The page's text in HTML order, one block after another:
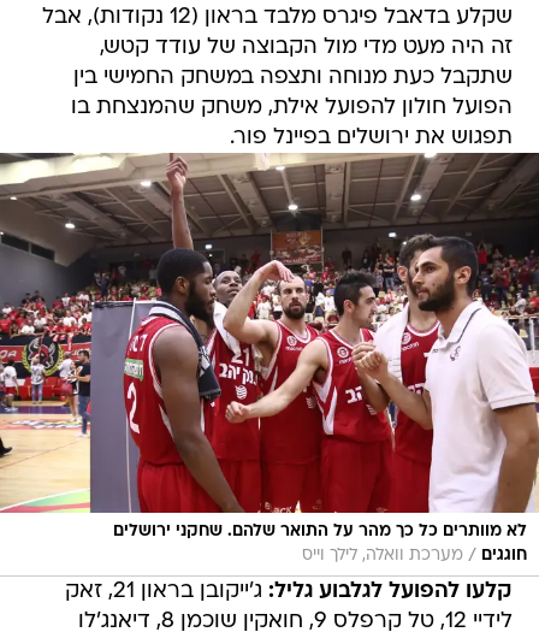
שקלע בדאבל פיגרס מלבד בראון (12 נקודות), אבל
זה היה מעט מדי מול הקבוצה של עודד קטש,
שתקבל כעת מנוחה ותצפה במשחק החמישי בין
הפועל חולון להפועל אילת, משחק שהמנצחת בו
תפגוש את ירושלים בפיינל פור.
לא מוותרים כל כך מהר על התואר שלהם. שחקני ירושלים
חוגגים
/ מערכת וואלה, לילך וייס
קלעו להפועל לגלבוע גליל:
ג'ייקובן בראון 21, זאק
לידיי 12, טל קרפלס 9, חואקין שוכמן 8, דיאנג'לו